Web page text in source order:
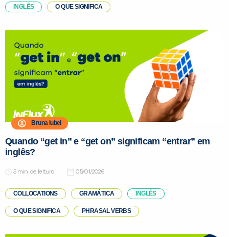
INGLÊS O QUE SIGNIFICA
Bruna Iubel
Quando “get in” e “get on” significam “entrar” em
inglês?
de leitura 05/01/2026
COLLOCATIONS GRAMÁTICA INGLÊS
O QUE SIGNIFICA PHRASAL VERBS